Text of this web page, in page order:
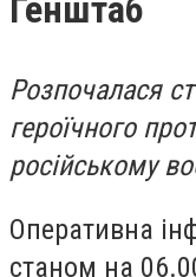
Генштаб
Розпочалася
героїчного
російському
Оперативна
станом на